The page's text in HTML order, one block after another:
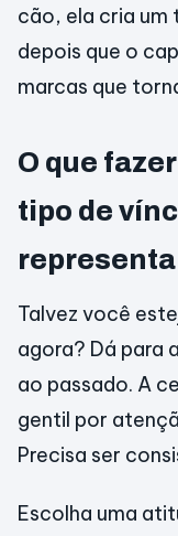
cão, ela cria um
depois que o
marcas que
O que
tipo de
representa
Talvez você
agora? Dá para
ao passado. A
gentil por
Precisa ser
Escolha uma